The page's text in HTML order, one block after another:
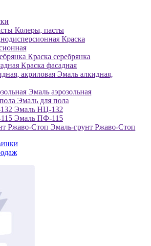
Колеры, пасты
Краска
Краска серебрянка
Краска фасадная
Эмаль алкидная,
Эмаль аэрозольная
Эмаль для пола
Эмаль НЦ-132
Эмаль ПФ-115
Эмаль-грунт Ржаво-Стоп